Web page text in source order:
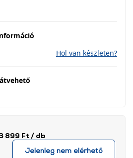
Hol van készleten?
899 Ft / db
Jelenleg nem elérhető